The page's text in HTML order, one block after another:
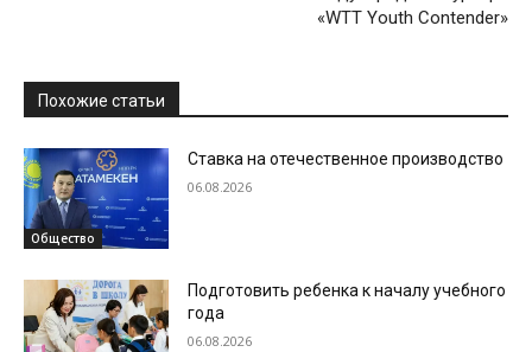
«WTT Youth Contender»
Похожие статьи
Общество
Ставка на отечественное производство
06.08.2026
Подготовить ребенка к началу учебного
года
06.08.2026